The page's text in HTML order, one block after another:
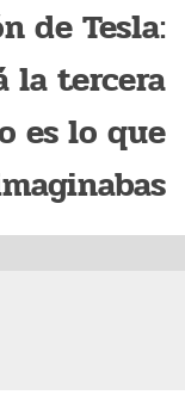
de Tesla:
la tercera
es lo que